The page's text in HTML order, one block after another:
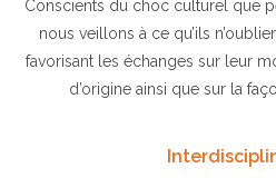
Conscients du choc culturel que
nous veillons à ce qu’ils
favorisant les échanges sur leur
d’origine ainsi que sur la